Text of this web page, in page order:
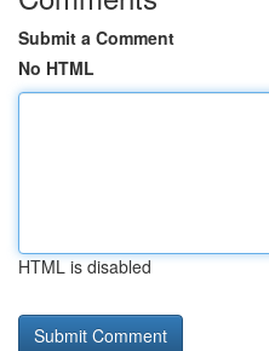
Submit a Comment
No HTML
HTML is disabled